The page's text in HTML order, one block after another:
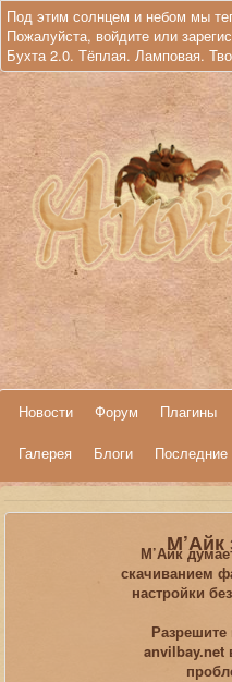
Под этим солнцем и небом мы
Пожалуйста, войдите или
Бухта 2.0. Тёплая. Ламповая.
Новости Форум Плагины
Галерея
Блоги Последние
М’Айк
М’Айк
скачиванием
настройки
anvilbay.net